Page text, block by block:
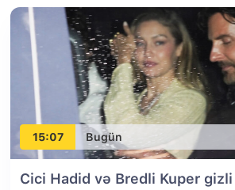
15:07 Bugün
Cici Hadid və Bredli Kuper gizli